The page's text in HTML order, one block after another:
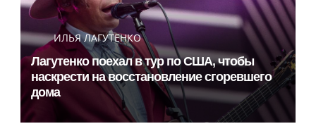
ИЛЬЯ ЛАГУТЕНКО
Лагутенко поехал в тур по США, чтобы
наскрести на восстановление сгоревшего
дома